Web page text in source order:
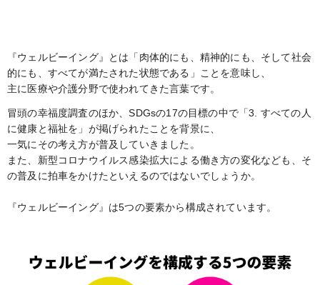
『ウェルビーイング』とは「肉体的にも、精神的にも、そして社会
的にも、すべてが満たされた状態である」ことを意味し、
主に医療や介護分野で使われてきた言葉です。
冒頭の幸福度調査のほか、SDGsの17の目標の中で「3. すべての人
に健康と福祉を」が掲げられたことを背景に、
一気にその考え方が普及していきました。
また、新型コロナウイルス感染拡大による働き方の変化なども、そ
の普及に拍車をかけたといえるのではないでしょうか。
『ウェルビーイング』は5つの要素から構成されています。